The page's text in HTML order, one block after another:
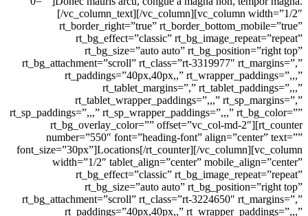
[/vc_column_text][/vc_column][vc_column
rt_border_right=”true”
rt_bg_effect=”classic”
rt_bg_size=”auto auto”
rt_bg_attachment=”scroll” rt_class=”rt-3319977″
rt_paddings=”40px,40px,,”
rt_tablet_margins=”,”
rt_tablet_wrapper_paddings=”,,,”
rt_sp_paddings=”,,,” rt_sp_wrapper_paddings=”,,,”
rt_bg_overlay_color=”” offset=”vc_col-md-
number=”550″ font=”heading-font”
font_size=”30px”]Locations[/rt_counter][/
width=”1/2″ tablet_align=”center”
rt_bg_effect=”classic”
rt_bg_size=”auto auto”
rt_bg_attachment=”scroll” rt_class=”rt-3224650″
rt_paddings=”40px,40px,,”